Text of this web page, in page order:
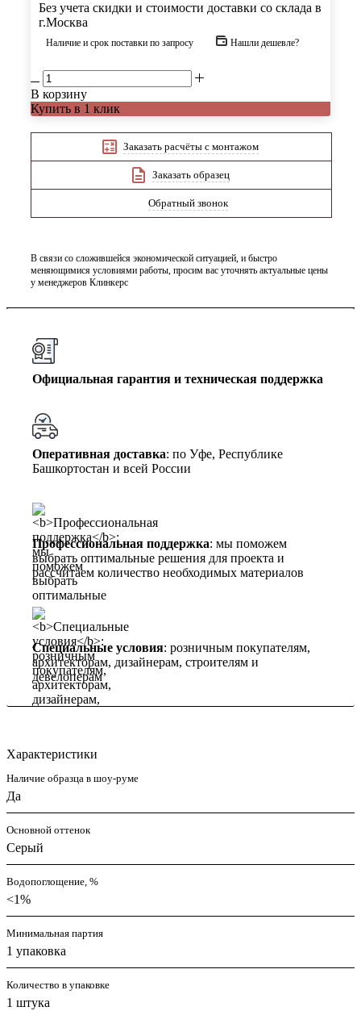
Без учета скидки и стоимости доставки со склада в
г.Москва
Наличие и срок поставки по запросу Нашли дешевле?
В корзину
Купить в 1 клик
Заказать расчёты с монтажом
Заказать образец
Обратный звонок
В связи со сложившейся экономической ситуацией, и быстро
меняющимися условиями работы, просим вас уточнять актуальные цены
у менеджеров Клинкерс
Официальная гарантия и техническая поддержка
Оперативная доставка: по Уфе, Республике
Башкортостан и всей России
Профессиональная поддержка: мы поможем
выбрать оптимальные решения для проекта и
рассчитаем количество необходимых материалов
Специальные условия: розничным покупателям,
архитекторам, дизайнерам, строителям и
девелоперам
Характеристики
Наличие образца в шоу-руме
Да
Основной оттенок
Серый
Водопоглощение, %
<1%
Минимальная партия
1 упаковка
Количество в упаковке
1 штука